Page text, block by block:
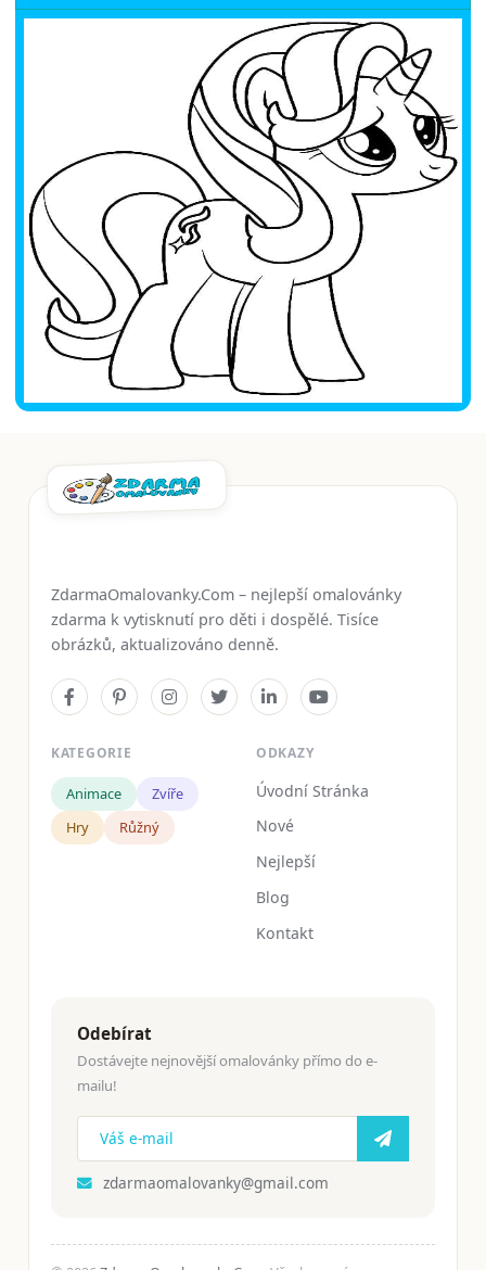
ZdarmaOmalovanky.Com – nejlepší omalovánky
zdarma k vytisknutí pro děti i dospělé. Tisíce
obrázků, aktualizováno denně.
KATEGORIE
Animace
Zvíře
Hry
Růžný
ODKAZY
Úvodní Stránka
Nové
Nejlepší
Blog
Kontakt
Odebírat
Dostávejte nejnovější omalovánky přímo do e-
mailu!
zdarmaomalovanky@gmail.com